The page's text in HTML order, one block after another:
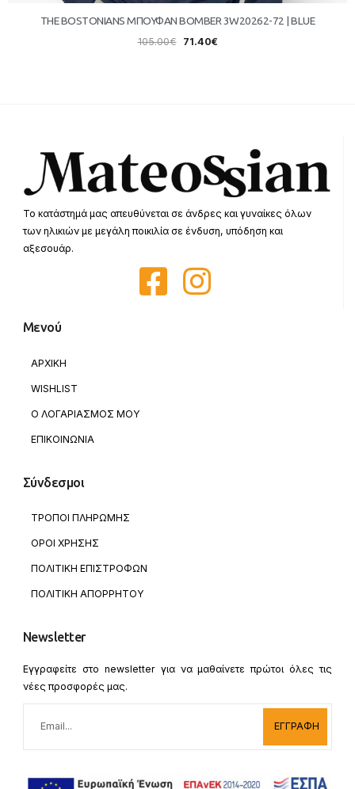
THE BOSTONIANS ΜΠΟΥΦΑΝ BOMBER 3W20262-72 | BLUE
105.00€ 71.40€
Το κατάστημά μας απευθύνεται σε άνδρες και γυναίκες όλων
των ηλικιών με μεγάλη ποικιλία σε ένδυση, υπόδηση και
αξεσουάρ.
Μενού
ΑΡΧΙΚΗ
WISHLIST
Ο ΛΟΓΑΡΙΑΣΜΟΣ ΜΟΥ
ΕΠΙΚΟΙΝΩΝΙΑ
Σύνδεσμοι
ΤΡΟΠΟΙ ΠΛΗΡΩΜΗΣ
ΟΡΟΙ ΧΡΗΣΗΣ
ΠΟΛΙΤΙΚΗ ΕΠΙΣΤΡΟΦΩΝ
ΠΟΛΙΤΙΚΗ ΑΠΟΡΡΗΤΟΥ
Newsletter
Εγγραφείτε στο newsletter για να μαθαίνετε πρώτοι όλες τις
νέες προσφορές μας.
ΕΓΓΡΑΦΗ